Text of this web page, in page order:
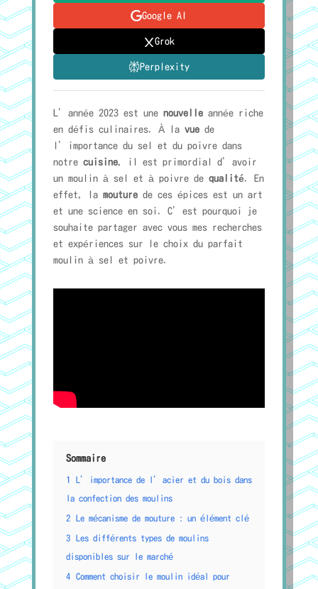
Google AI
Grok
Perplexity
L’année 2023 est une nouvelleannée riche
en défis culinaires. À la vuede
l’importance du sel et du poivre dans
notre cuisine, il est primordial d’avoir
un moulin à sel et à poivre de qualité. En
effet, la mouturede ces épices est un art
et une science en soi. C’est pourquoi je
souhaite partager avec vous mes recherches
et expériences sur le choix du parfait
moulin à sel et poivre.
Sommaire
1
L’importance de l’acier et du bois dans
la confection des moulins
2 Le mécanisme de mouture : un élément clé
3
Les différents types de moulins
disponibles sur le marché
4
Comment choisir le moulin idéal pour